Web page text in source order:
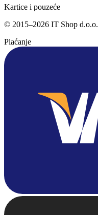
Kartice i pouzeće
© 2015–2026 IT Shop d.o.o.
Plaćanje